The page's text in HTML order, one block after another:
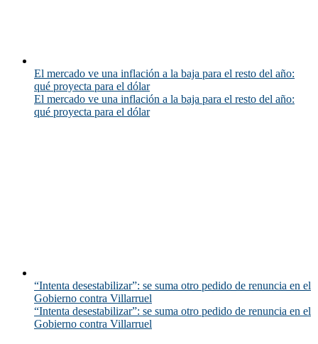
El mercado ve una inflación a la baja para el resto del año:
qué proyecta para el dólar
El mercado ve una inflación a la baja para el resto del año:
qué proyecta para el dólar
“Intenta desestabilizar”: se suma otro pedido de renuncia en el
Gobierno contra Villarruel
“Intenta desestabilizar”: se suma otro pedido de renuncia en el
Gobierno contra Villarruel